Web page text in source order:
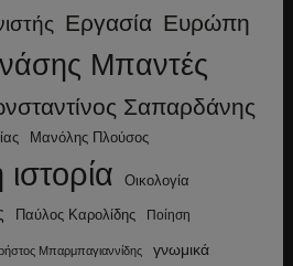
Εργασία Ευρώπη
Μπαντές
Σαπαρδάνης
Μανόλης Πλούσος
Οικολογία
Παύλος Καρολίδης Ποίηση
Μπαρμπαγιαννίδης γνωμικά